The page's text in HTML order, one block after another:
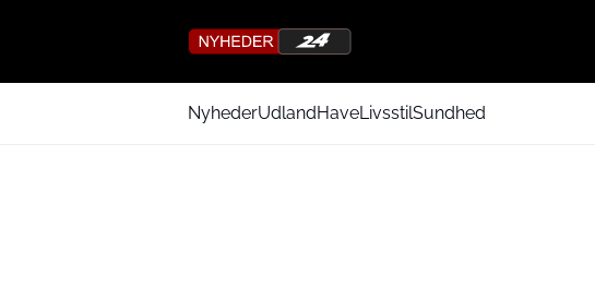
NyhederUdlandHaveLivsstilSundhed